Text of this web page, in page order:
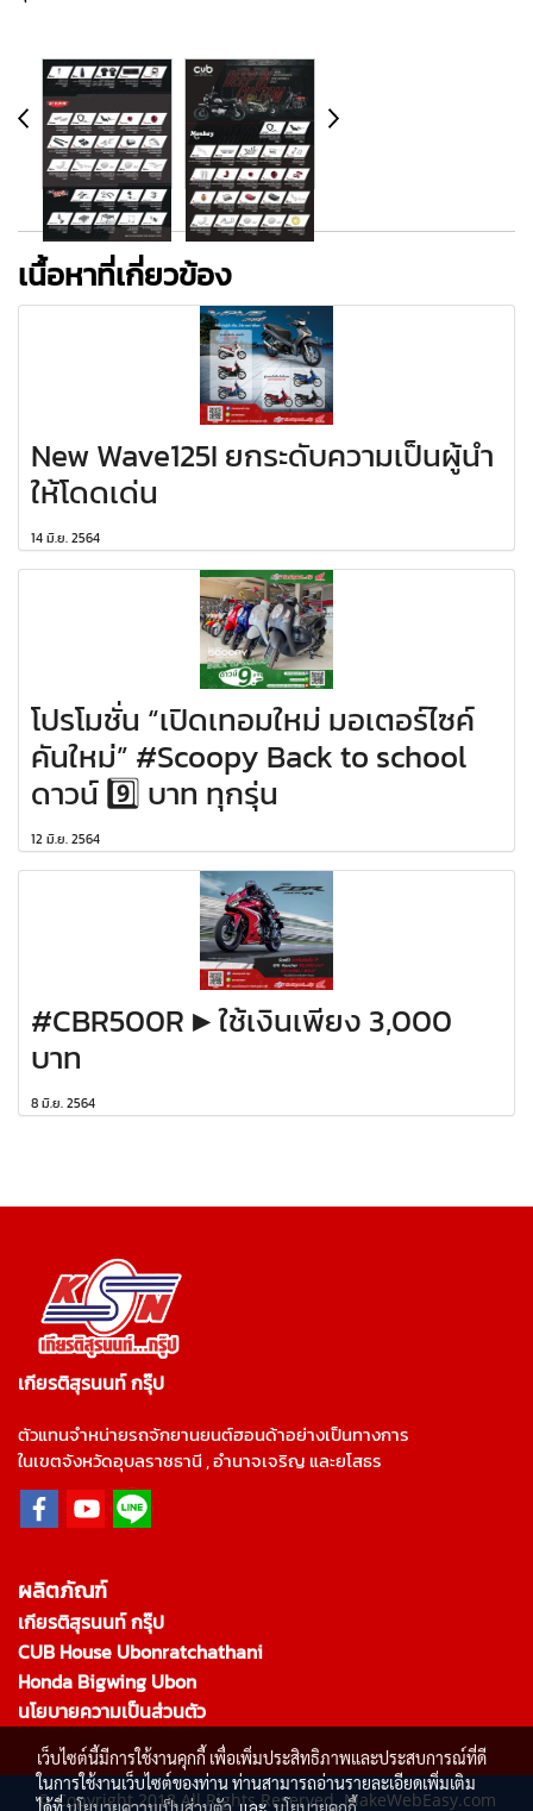
เนื้อหาที่เกี่ยวข้อง
New Wave125I ยกระดับความเป็นผู้นำ
ให้โดดเด่น
14 มิ.ย. 2564
โปรโมชั่น “เปิดเทอมใหม่ มอเตอร์ไซค์
คันใหม่” #Scoopy Back to school
ดาวน์ 9️⃣ บาท ทุกรุ่น
12 มิ.ย. 2564
#CBR500R ▶️ ใช้เงินเพียง 3,000
บาท
8 มิ.ย. 2564
เกียรติสุรนนท์ กรุ๊ป
ตัวแทนจำหน่ายรถจักยานยนต์ฮอนด้าอย่างเป็นทางการ
ในเขตจังหวัดอุบลราชธานี , อำนาจเจริญ และยโสธร
ผลิตภัณฑ์
เกียรติสุรนนท์ กรุ๊ป
CUB House Ubonratchathani
Honda Bigwing Ubon
นโยบายความเป็นส่วนตัว
© Copyright 2018 All Rights Reserved. MakeWebEasy.com
เว็บไซต์นี้มีการใช้งานคุกกี้ เพื่อเพิ่มประสิทธิภาพและประสบการณ์ที่ดี
ในการใช้งานเว็บไซต์ของท่าน ท่านสามารถอ่านรายละเอียดเพิ่มเติม